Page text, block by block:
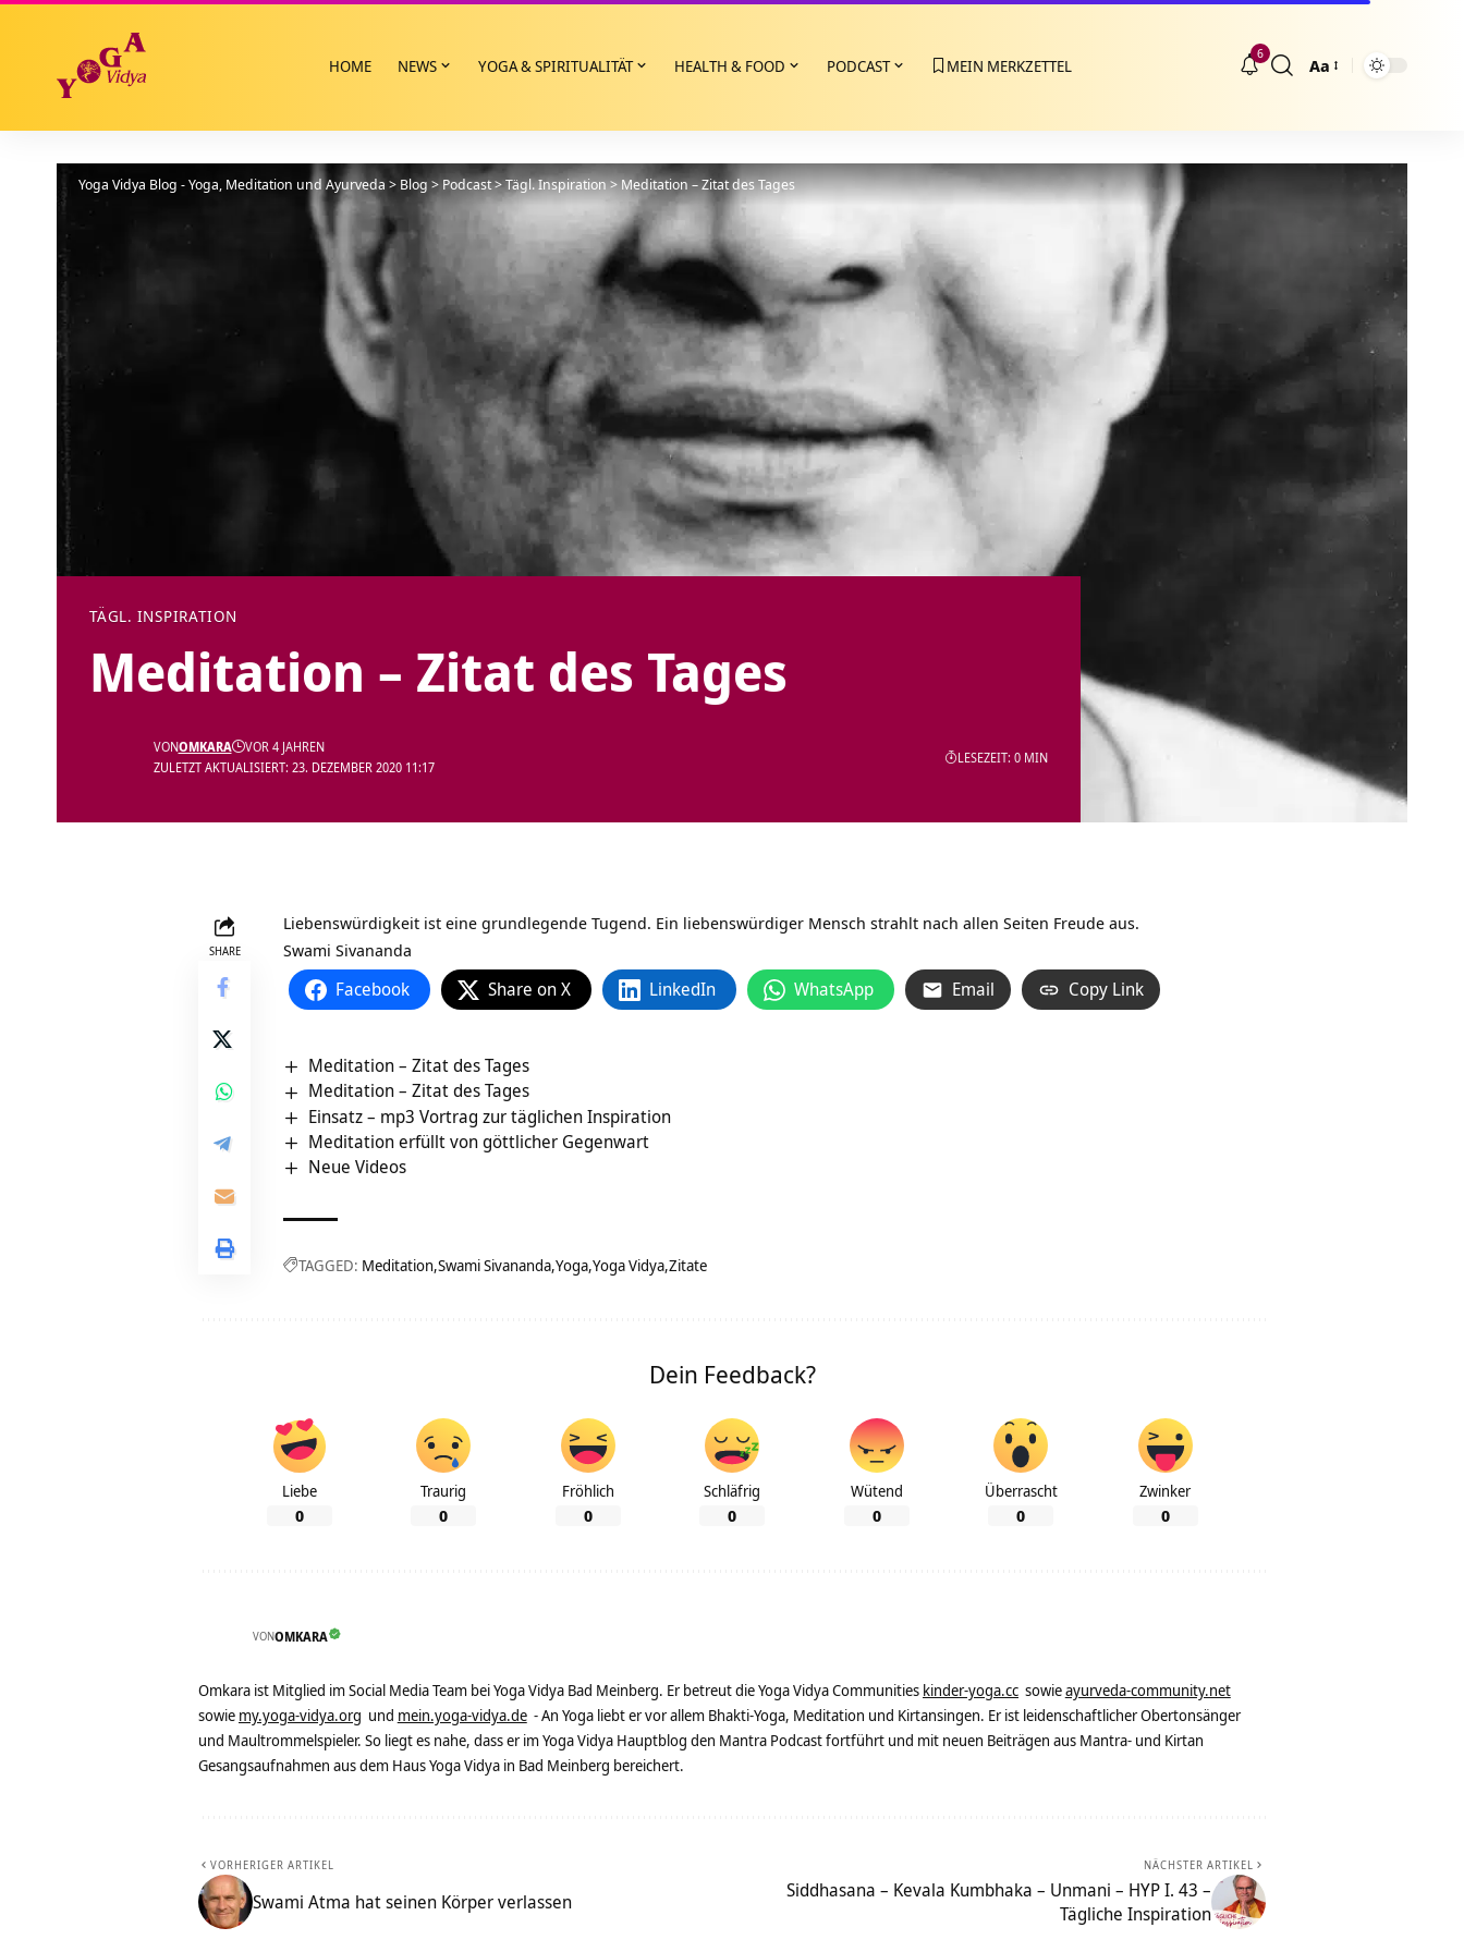
HOME NEWS YOGA & SPIRITUALITÄT HEALTH & FOOD PODCAST MEIN MERKZETTEL
6
Größenänderung
Aa
Yoga Vidya Blog - Yoga, Meditation und Ayurveda > Blog > Podcast>Tägl. Inspiration>Meditation – Zitat des Tages
TÄGL. INSPIRATION
Meditation – Zitat des Tages
ZULETZT AKTUALISIERT: 23. DEZEMBER 2020 11:17
VONOMKARA VOR 4 JAHREN
LESEZEIT: 0 MIN
SHARE
Liebenswürdigkeit ist eine grundlegende Tugend. Ein liebenswürdiger Mensch strahlt nach allen Seiten Freude aus.
Swami Sivananda
Facebook Share on X LinkedIn WhatsApp Email Copy Link
Meditation – Zitat des Tages
Meditation – Zitat des Tages
Einsatz – mp3 Vortrag zur täglichen Inspiration
Meditation erfüllt von göttlicher Gegenwart
Neue Videos
TAGGED: Meditation Swami Sivananda Yoga Yoga Vidya Zitate
Dein Feedback?
Liebe
0
Traurig
0
Fröhlich
0
Schläfrig
0
Wütend
0
Überrascht
0
Zwinker
0
VONOMKARA
Omkara ist Mitglied im Social Media Team bei Yoga Vidya Bad Meinberg. Er betreut die Yoga Vidya Communities kinder-yoga.cc sowieayurveda-community.net
sowie my.yoga-vidya.org und mein.yoga-vidya.de - An Yoga liebt er vor allem Bhakti-Yoga, Meditation und Kirtansingen. Er ist leidenschaftlicher Obertonsänger
und Maultrommelspieler. So liegt es nahe, dass er im Yoga Vidya Hauptblog den Mantra Podcast fortführt und mit neuen Beiträgen aus Mantra- und Kirtan
Gesangsaufnahmen aus dem Haus Yoga Vidya in Bad Meinberg bereichert.
VORHERIGER ARTIKEL
Swami Atma hat seinen Körper verlassen
NÄCHSTER ARTIKEL
Siddhasana – Kevala Kumbhaka – Unmani – HYP I. 43 –
Tägliche Inspiration